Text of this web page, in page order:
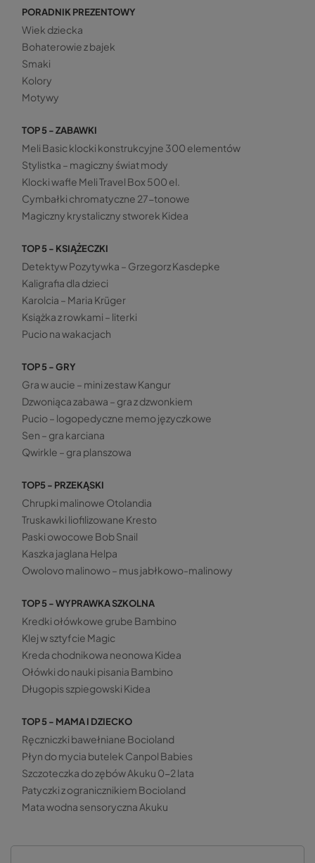
PORADNIK PREZENTOWY
Wiek dziecka
Bohaterowie z bajek
Smaki
Kolory
Motywy
TOP 5 - ZABAWKI
Meli Basic klocki konstrukcyjne 300 elementów
Stylistka – magiczny świat mody
Klocki wafle Meli Travel Box 500 el.
Cymbałki chromatyczne 27-tonowe
Magiczny krystaliczny stworek Kidea
TOP 5 - KSIĄŻECZKI
Detektyw Pozytywka – Grzegorz Kasdepke
Kaligrafia dla dzieci
Karolcia – Maria Krüger
Książka z rowkami – literki
Pucio na wakacjach
TOP 5 - GRY
Gra w aucie – mini zestaw Kangur
Dzwoniąca zabawa – gra z dzwonkiem
Pucio – logopedyczne memo języczkowe
Sen – gra karciana
Qwirkle – gra planszowa
TOP5 - PRZEKĄSKI
Chrupki malinowe Otolandia
Truskawki liofilizowane Kresto
Paski owocowe Bob Snail
Kaszka jaglana Helpa
Owolovo malinowo – mus jabłkowo-malinowy
TOP 5 - WYPRAWKA SZKOLNA
Kredki ołówkowe grube Bambino
Klej w sztyfcie Magic
Kreda chodnikowa neonowa Kidea
Ołówki do nauki pisania Bambino
Długopis szpiegowski Kidea
TOP 5 - MAMA I DZIECKO
Ręczniczki bawełniane Bocioland
Płyn do mycia butelek Canpol Babies
Szczoteczka do zębów Akuku 0-2 lata
Patyczki z ogranicznikiem Bocioland
Mata wodna sensoryczna Akuku